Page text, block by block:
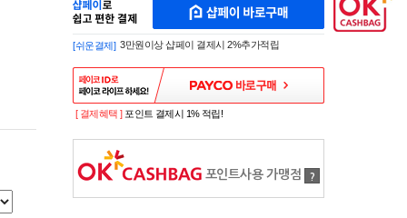
M
A
K
E
O
P
S
H
A
페
이
바
매
[쉬운결제] 3만원이상 샵페이 결제시 2%추가적립
[ 결제혜택 ] 포인트 결제시 1% 적립!
포인트사용 가맹점 ?